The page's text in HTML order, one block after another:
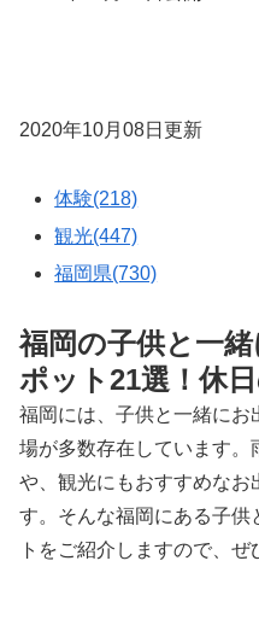
2020年10月08日更新
体験(218)
観光(447)
福岡県(730)
福岡の子供と一
ポット21選！休
福岡には、子供と一緒に
場が多数存在しています
や、観光にもおすすめな
す。そんな福岡にある子供
トをご紹介しますので、ぜ